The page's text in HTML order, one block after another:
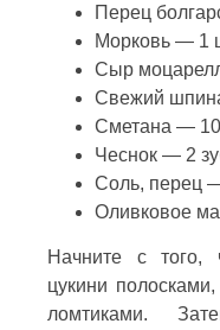
Перец
Морковь — 1
Сыр
Свежий
Сметана —
Чеснок — 2
Соль, перец
Оливковое
Начните с того,
цукини
ломтиками.